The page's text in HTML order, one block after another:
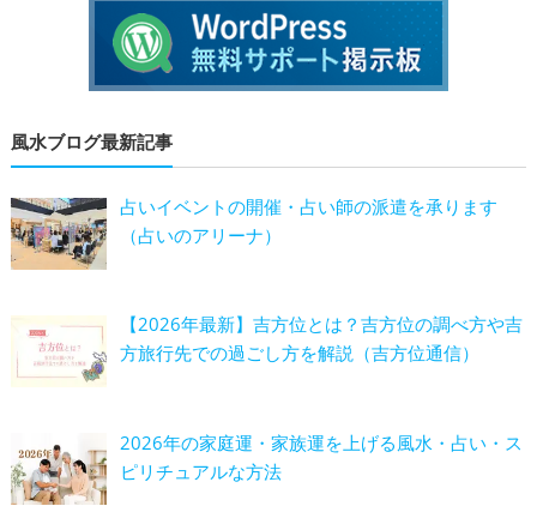
風水ブログ最新記事
占いイベントの開催・占い師の派遣を承ります
（占いのアリーナ）
【2026年最新】吉方位とは？吉方位の調べ方や吉
方旅行先での過ごし方を解説（吉方位通信）
2026年の家庭運・家族運を上げる風水・占い・ス
ピリチュアルな方法